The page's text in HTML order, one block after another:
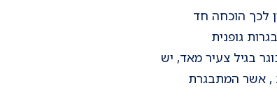
לכך הוכחה חד
גופנית
בגיל צעיר מאד, יש
, אשר המתבגרת